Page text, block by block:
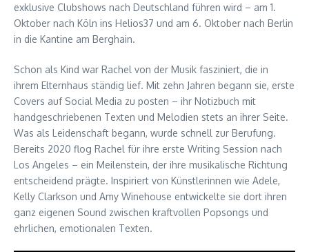
exklusive Clubshows nach Deutschland führen wird – am 1.
Oktober nach Köln ins Helios37 und am 6. Oktober nach Berlin
in die Kantine am Berghain.
Schon als Kind war Rachel von der Musik fasziniert, die in
ihrem Elternhaus ständig lief. Mit zehn Jahren begann sie, erste
Covers auf Social Media zu posten – ihr Notizbuch mit
handgeschriebenen Texten und Melodien stets an ihrer Seite.
Was als Leidenschaft begann, wurde schnell zur Berufung.
Bereits 2020 flog Rachel für ihre erste Writing Session nach
Los Angeles – ein Meilenstein, der ihre musikalische Richtung
entscheidend prägte. Inspiriert von Künstlerinnen wie Adele,
Kelly Clarkson und Amy Winehouse entwickelte sie dort ihren
ganz eigenen Sound zwischen kraftvollen Popsongs und
ehrlichen, emotionalen Texten.